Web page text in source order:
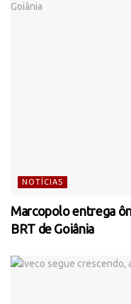
NOTÍCIAS
Marcopolo entrega
BRT de Goiânia